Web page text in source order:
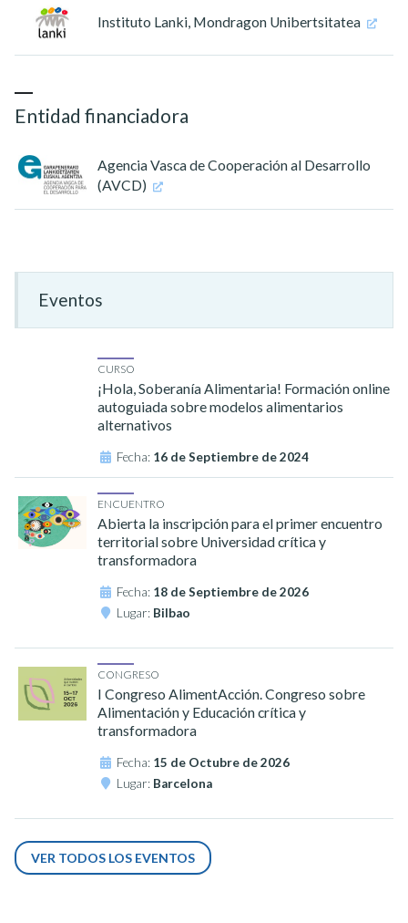
Instituto Lanki, Mondragon Unibertsitatea
Entidad financiadora
Agencia Vasca de Cooperación al Desarrollo
(AVCD)
Eventos
CURSO
¡Hola, Soberanía Alimentaria! Formación online
autoguiada sobre modelos alimentarios
alternativos
Fecha: 16 de Septiembre de 2024
ENCUENTRO
Abierta la inscripción para el primer encuentro
territorial sobre Universidad crítica y
transformadora
Fecha: 18 de Septiembre de 2026
Lugar: Bilbao
CONGRESO
I Congreso AlimentAcción. Congreso sobre
Alimentación y Educación crítica y
transformadora
Fecha: 15 de Octubre de 2026
Lugar: Barcelona
VER TODOS LOS EVENTOS